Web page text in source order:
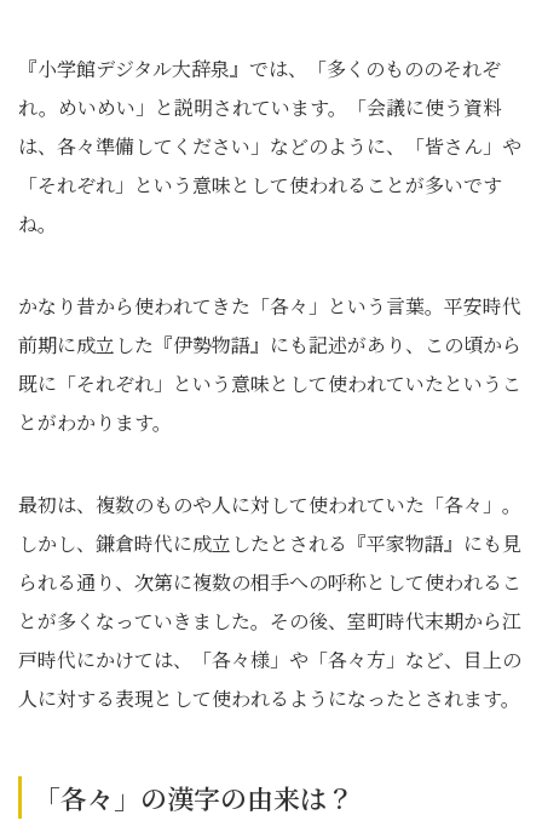
『小学館デジタル大辞泉』では、「多くのもののそれぞ
れ。めいめい」と説明されています。「会議に使う資料
は、各々準備してください」などのように、「皆さん」や
「それぞれ」という意味として使われることが多いです
ね。
かなり昔から使われてきた「各々」という言葉。平安時代
前期に成立した『伊勢物語』にも記述があり、この頃から
既に「それぞれ」という意味として使われていたというこ
とがわかります。
最初は、複数のものや人に対して使われていた「各々」。
しかし、鎌倉時代に成立したとされる『平家物語』にも見
られる通り、次第に複数の相手への呼称として使われるこ
とが多くなっていきました。その後、室町時代末期から江
戸時代にかけては、「各々様」や「各々方」など、目上の
人に対する表現として使われるようになったとされます。
「各々」の漢字の由来は？